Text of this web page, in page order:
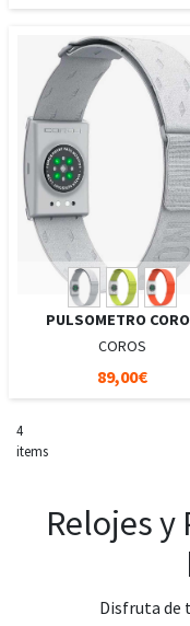
PULSOMETRO
COROS
89,00€
4
items
Relojes
Disfruta de